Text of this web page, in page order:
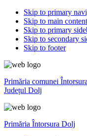
Skip to primary
Skip to main content
Skip to primary
Skip to secondary
Skip to footer
Primăria comunei Întorsura
Județul Dolj
Primăria Întorsura Dolj